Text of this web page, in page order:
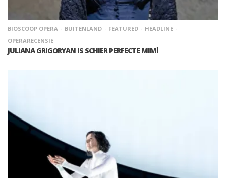
BIOSCOOP OPERA BUITENLAND FEATURED
HEADLINE
OPERARECENSIE
JULIANA GRIGORYAN IS SCHIER PERFECTE MIMÌ